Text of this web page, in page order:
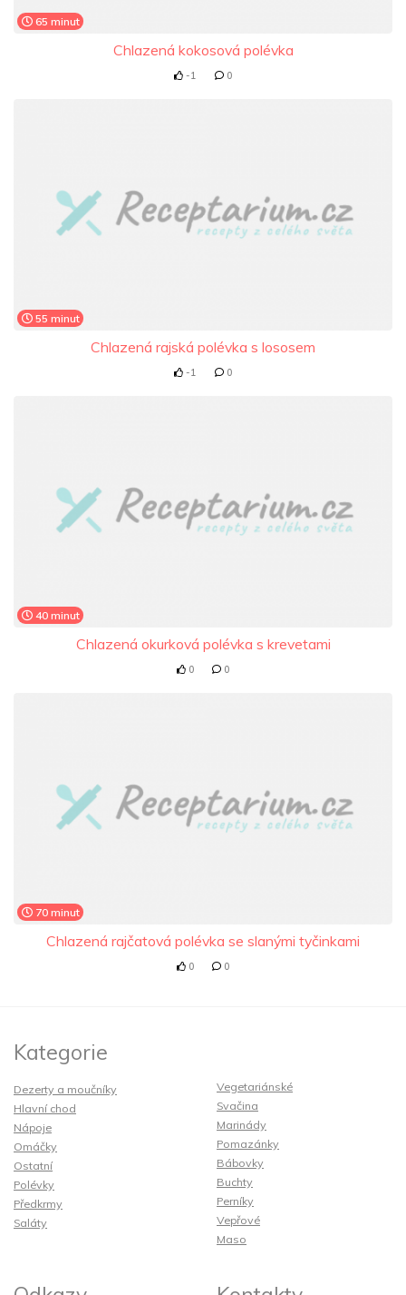
65 minut
Chlazená kokosová polévka
-1 0
55 minut
Chlazená rajská polévka s lososem
-1 0
40 minut
Chlazená okurková polévka s krevetami
0 0
70 minut
Chlazená rajčatová polévka se slanými tyčinkami
0 0
Kategorie
Dezerty a moučníky
Hlavní chod
Nápoje
Omáčky
Ostatní
Polévky
Předkrmy
Saláty
Vegetariánské
Svačina
Marinády
Pomazánky
Bábovky
Buchty
Perníky
Vepřové
Maso